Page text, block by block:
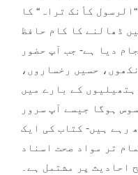
کأنک تراہ“ کا
ڈھالنے کا کام حافظ
دیا ہے- جب آپ حضور
حسیں رخساروں،
کے بارے میں
ہوگا جیسے آپ سرور
رہے ہیں- کتاب کی ایک
تر مواد صحت اسناد
احادیث پر مشتمل ہے۔